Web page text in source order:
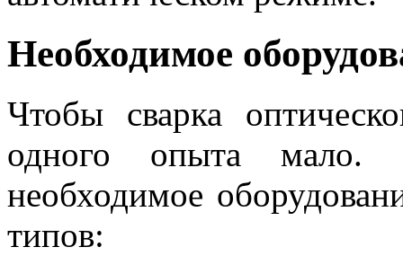
Необходимое
Чтобы сварка
одного опыта мало.
необходимое
типов: